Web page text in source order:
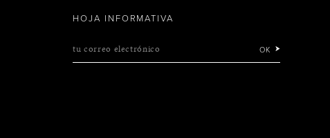
HOJA INFORMATIVA
tu correo electrónico OK